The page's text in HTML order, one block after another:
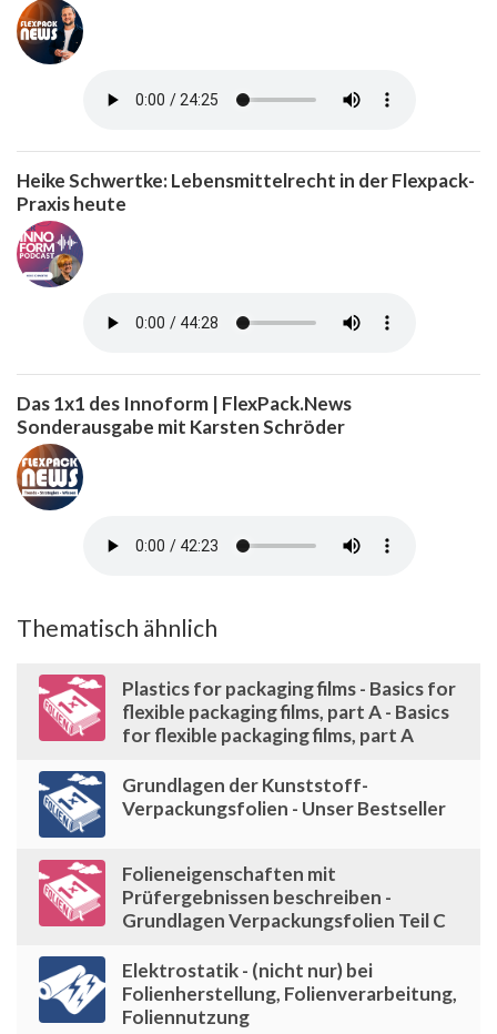
Heike Schwertke: Lebensmittelrecht in der Flexpack-
Praxis heute
Das 1x1 des Innoform | FlexPack.News
Sonderausgabe mit Karsten Schröder
Thematisch ähnlich
Plastics for packaging films - Basics for
flexible packaging films, part A - Basics
for flexible packaging films, part A
Grundlagen der Kunststoff-
Verpackungsfolien - Unser Bestseller
Folieneigenschaften mit
Prüfergebnissen beschreiben -
Grundlagen Verpackungsfolien Teil C
Elektrostatik - (nicht nur) bei
Folienherstellung, Folienverarbeitung,
Foliennutzung